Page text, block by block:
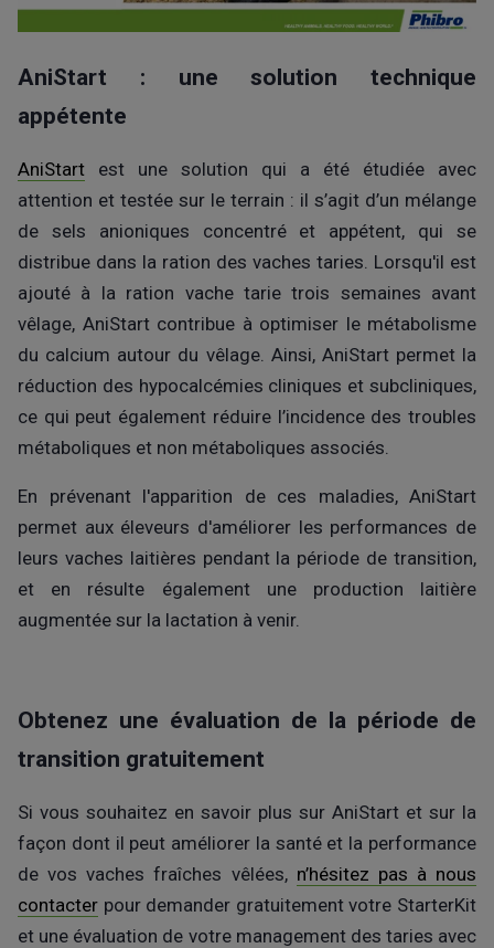
AniStart : une solution technique
appétente
AniStart est une solution qui a été étudiée avec
attention et testée sur le terrain : il s’agit d’un mélange
de sels anioniques concentré et appétent, qui se
distribue dans la ration des vaches taries. Lorsqu'il est
ajouté à la ration vache tarie trois semaines avant
vêlage, AniStart contribue à optimiser le métabolisme
du calcium autour du vêlage. Ainsi, AniStart permet la
réduction des hypocalcémies cliniques et subcliniques,
ce qui peut également réduire l’incidence des troubles
métaboliques et non métaboliques associés.
En prévenant l'apparition de ces maladies, AniStart
permet aux éleveurs d'améliorer les performances de
leurs vaches laitières pendant la période de transition,
et en résulte également une production laitière
augmentée sur la lactation à venir.
Obtenez une évaluation de la période de
transition gratuitement
Si vous souhaitez en savoir plus sur AniStart et sur la
façon dont il peut améliorer la santé et la performance
de vos vaches fraîches vêlées, n’hésitez pas à nous
contacter pour demander gratuitement votre StarterKit
et une évaluation de votre management des taries avec